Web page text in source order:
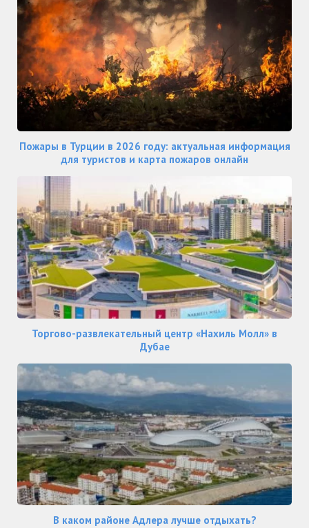
Пожары в Турции в 2026 году: актуальная информация
для туристов и карта пожаров онлайн
Торгово-развлекательный центр «Нахиль Молл» в
Дубае
В каком районе Адлера лучше отдыхать?